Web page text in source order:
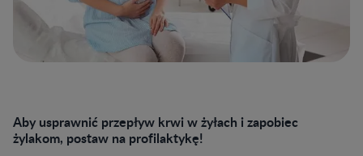
Aby usprawnić przepływ krwi w żyłach i zapobiec
żylakom, postaw na profilaktykę!